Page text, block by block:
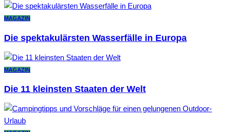
MAGAZIN
Die spektakulärsten Wasserfälle in Europa
MAGAZIN
Die 11 kleinsten Staaten der Welt